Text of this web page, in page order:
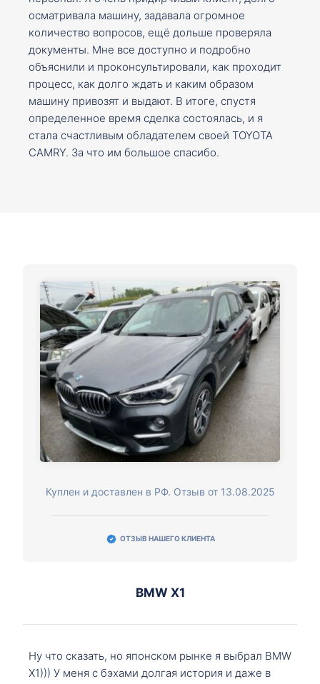
осматривала машину, задавала огромное
количество вопросов, ещё дольше проверяла
документы. Мне все доступно и подробно
объяснили и проконсультировали, как проходит
процесс, как долго ждать и каким образом
машину привозят и выдают. В итоге, спустя
определенное время сделка состоялась, и я
стала счастливым обладателем своей TOYOTA
CAMRY. За что им большое спасибо.
Куплен и доставлен в РФ. Отзыв от 13.08.2025
ОТЗЫВ НАШЕГО КЛИЕНТА
BMW X1
Ну что сказать, но японском рынке я выбрал BMW
X1))) У меня с бэхами долгая история и даже в